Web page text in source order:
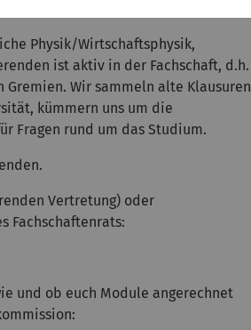
Physik/Wirtschaftsphysik,
ist aktiv in der Fachschaft, d.h.
Wir sammeln alte Klausuren
kümmern uns um die
Fragen rund um das Studium.
Vertretung) oder
Fachschaftenrats:
und ob euch Module angerechnet